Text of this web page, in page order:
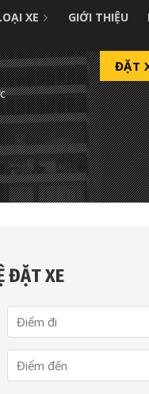
XE GIỚI THIỆU
ĐẶT
ĐẶT XE